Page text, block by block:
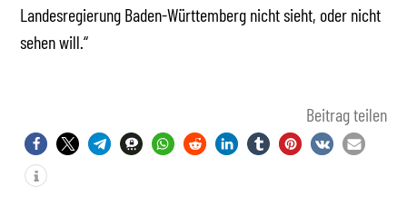
Landesregierung Baden-Württemberg nicht sieht, oder nicht
sehen will.“
Beitrag teilen